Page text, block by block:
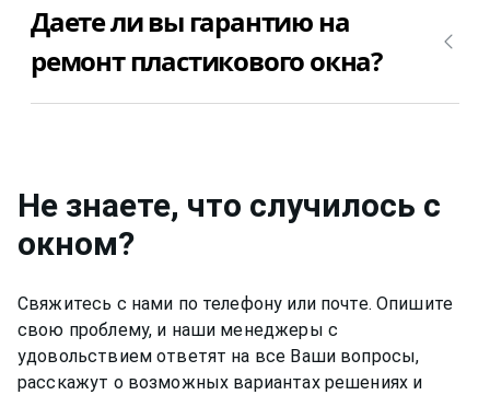
Позвоните +7(812)9563854 и вызовите мастера
для ремонта пластикового окна Rigap (ригап)
недорого и качественно.
стоимость ремонта зависит от поломки
пластикового окна. Позвоните +7(812)9563854 и
уточните, сколько будет стоить ремонт
Даете ли вы гарантию на
ремонт пластикового окна?
Не знаете, что случилось с
окном?
Свяжитесь с нами по телефону или почте. Опишите
свою проблему, и наши менеджеры с
удовольствием ответят на все Ваши вопросы,
расскажут о возможных вариантах решениях и